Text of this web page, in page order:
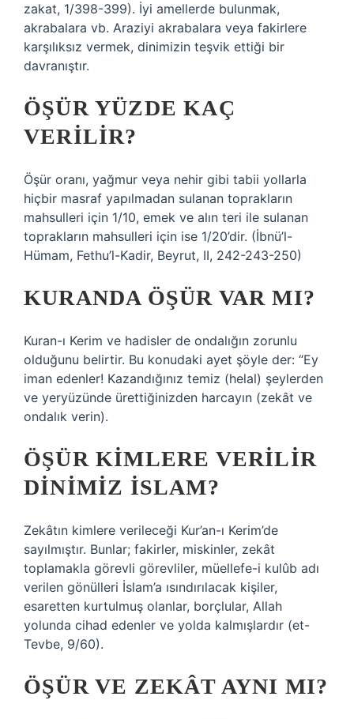
zakat, 1/398-399). İyi amellerde bulunmak,
akrabalara vb. Araziyi akrabalara veya fakirlere
karşılıksız vermek, dinimizin teşvik ettiği bir
davranıştır.
ÖŞÜR YÜZDE KAÇ
VERILIR?
Öşür oranı, yağmur veya nehir gibi tabii yollarla
hiçbir masraf yapılmadan sulanan toprakların
mahsulleri için 1/10, emek ve alın teri ile sulanan
toprakların mahsulleri için ise 1/20’dir. (İbnü’l-
Hümam, Fethu’l-Kadir, Beyrut, II, 242-243-250)
KURANDA ÖŞÜR VAR MI?
Kuran-ı Kerim ve hadisler de ondalığın zorunlu
olduğunu belirtir. Bu konudaki ayet şöyle der: “Ey
iman edenler! Kazandığınız temiz (helal) şeylerden
ve yeryüzünde ürettiğinizden harcayın (zekât ve
ondalık verin).
ÖŞÜR KIMLERE VERILIR
DINIMIZ İSLAM?
Zekâtın kimlere verileceği Kur’an-ı Kerim’de
sayılmıştır. Bunlar; fakirler, miskinler, zekât
toplamakla görevli görevliler, müellefe-i kulûb adı
verilen gönülleri İslam’a ısındırılacak kişiler,
esaretten kurtulmuş olanlar, borçlular, Allah
yolunda cihad edenler ve yolda kalmışlardır (et-
Tevbe, 9/60).
ÖŞÜR VE ZEKÂT AYNI MI?